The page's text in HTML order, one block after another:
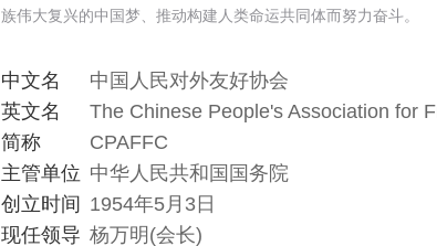
族伟大复兴的中国梦、推动构建人类命运共同体而努力奋斗。
中文名
中国人民对外友好协会
英文名
The Chinese People's Association for
简称
CPAFFC
主管单位 中华人民共和国国务院
创立时间 1954年5月3日
现任领导 杨万明(会长)